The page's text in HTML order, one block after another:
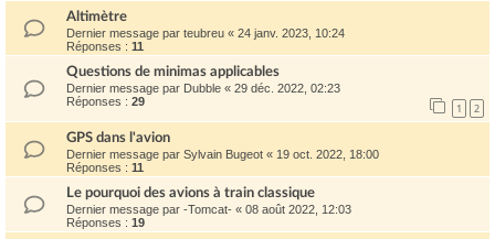
Altimètre
Dernier message par teubreu « 24 janv. 2023, 10:24
Réponses : 11
Questions de minimas applicables
Dernier message par Dubble « 29 déc. 2022, 02:23
Réponses : 29 1 2
GPS dans l'avion
Dernier message par Sylvain Bugeot « 19 oct. 2022, 18:00
Réponses : 11
Le pourquoi des avions à train classique
Dernier message par -Tomcat- « 08 août 2022, 12:03
Réponses : 19